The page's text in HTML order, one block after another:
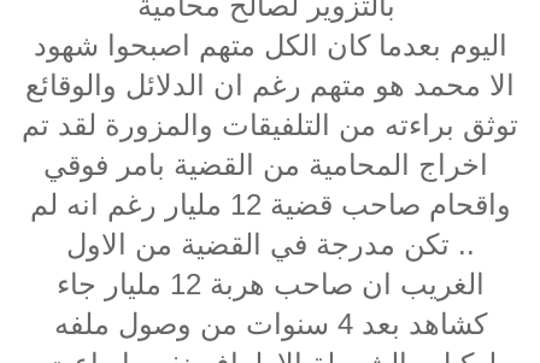
اليوم بعدما كان الكل متهم اصبحوا شهود
الا محمد هو متهم رغم ان الدلائل والوقائع
توثق براءته من التلفيقات والمزورة لقد تم
واقحام صاحب قضية 12 مليار رغم انه لم
تكن مدرجة في القضية من الاول ..
الغريب ان صاحب هربة 12 مليار جاء
كشاهد بعد 4 سنوات من وصول ملفه